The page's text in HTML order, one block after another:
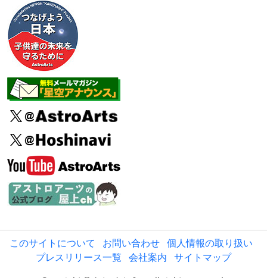
このサイトについて お問い合わせ 個人情報の取り扱い
プレスリリース一覧 会社案内 サイトマップ